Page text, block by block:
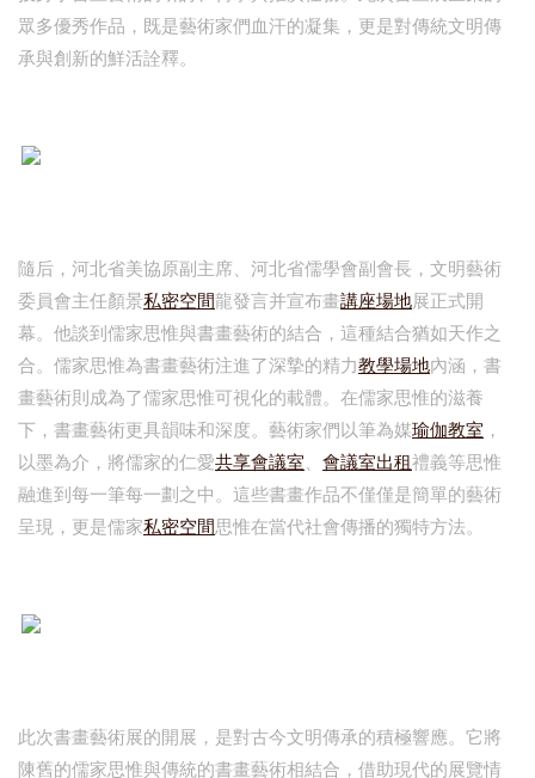
眾多優秀作品，既是藝術家們血汗的凝集，更是對傳統文明傳
承與創新的鮮活詮釋。
隨后，河北省美協原副主席、河北省儒學會副會長，文明藝術
委員會主任顏景私密空間龍發言并宣布畫講座場地展正式開
幕。他談到儒家思惟與書畫藝術的結合，這種結合猶如天作之
合。儒家思惟為書畫藝術注進了深摯的精力教學場地內涵，書
畫藝術則成為了儒家思惟可視化的載體。在儒家思惟的滋養
下，書畫藝術更具韻味和深度。藝術家們以筆為媒瑜伽教室 ，
以墨為介，將儒家的仁愛共享會議室、 會議室出租禮義等思惟
融進到每一筆每一劃之中。這些書畫作品不僅僅是簡單的藝術
呈現，更是儒家私密空間思惟在當代社會傳播的獨特方法。
此次書畫藝術展的開展，是對古今文明傳承的積極響應。它將
陳舊的儒家思惟與傳統的書畫藝術相結合，借助現代的展覽情